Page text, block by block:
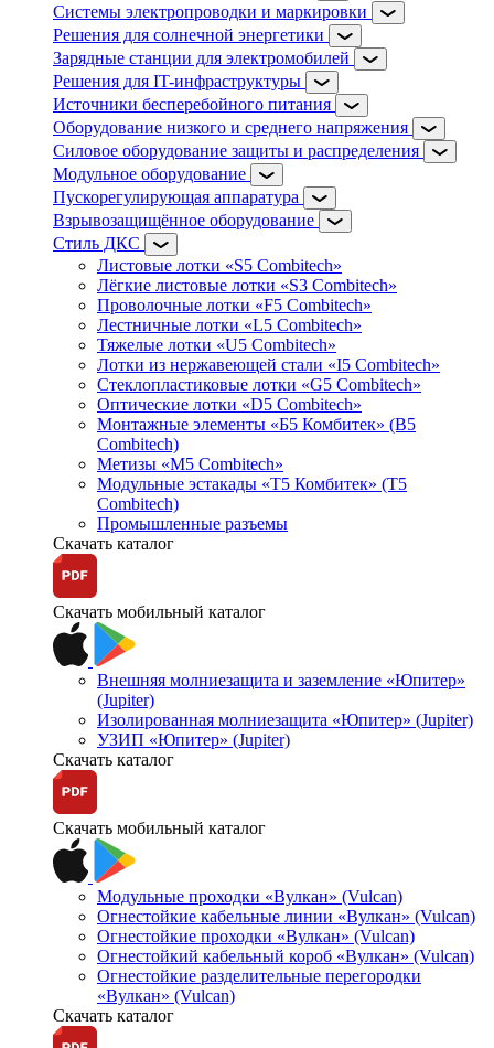
Системы электропроводки и маркировки
Решения для солнечной энергетики
Зарядные станции для электромобилей
Решения для IT-инфраструктуры
Источники бесперебойного питания
Оборудование низкого и среднего напряжения
Силовое оборудование защиты и распределения
Модульное оборудование
Пускорегулирующая аппаратура
Взрывозащищённое оборудование
Стиль ДКС
Листовые лотки «S5 Combitech»
Лёгкие листовые лотки «S3 Combitech»
Проволочные лотки «F5 Combitech»
Лестничные лотки «L5 Combitech»
Тяжелые лотки «U5 Combitech»
Лотки из нержавеющей стали «I5 Combitech»
Стеклопластиковые лотки «G5 Combitech»
Оптические лотки «D5 Combitech»
Монтажные элементы «Б5 Комбитек» (B5
Combitech)
Метизы «M5 Combitech»
Модульные эстакады «Т5 Комбитек» (T5
Combitech)
Промышленные разъемы
Скачать каталог
Скачать мобильный каталог
Внешняя молниезащита и заземление «Юпитер»
(Jupiter)
Изолированная молниезащита «Юпитер» (Jupiter)
УЗИП «Юпитер» (Jupiter)
Скачать каталог
Скачать мобильный каталог
Модульные проходки «Вулкан» (Vulcan)
Огнестойкие кабельные линии «Вулкан» (Vulcan)
Огнестойкие проходки «Вулкан» (Vulcan)
Огнестойкий кабельный короб «Вулкан» (Vulcan)
Огнестойкие разделительные перегородки
«Вулкан» (Vulcan)
Скачать каталог